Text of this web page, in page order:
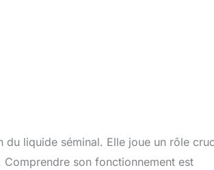
liquide séminal. Elle joue un rôle
son fonctionnement est